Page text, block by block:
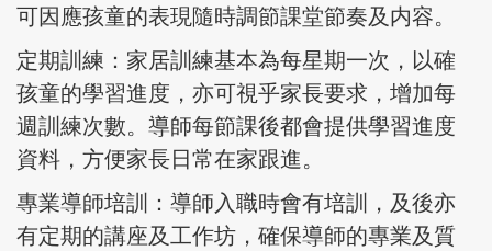
可因應孩童的表現隨時調節課堂節奏及内容。
定期訓練：家居訓練基本為每星期一次，以確
孩童的學習進度，亦可視乎家長要求，增加每
週訓練次數。導師每節課後都會提供學習進度
資料，方便家長日常在家跟進。
專業導師培訓：導師入職時會有培訓，及後亦
有定期的講座及工作坊，確保導師的專業及質